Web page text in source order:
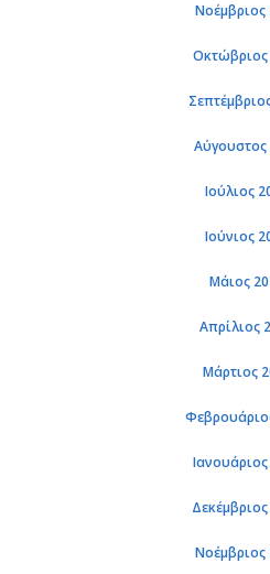
Νοέμβριος
Οκτώβριος
Αύγουστος
Ιούλιος
Ιούνιος
Μάιος
Απρίλιος
Μάρτιος
Νοέμβριος